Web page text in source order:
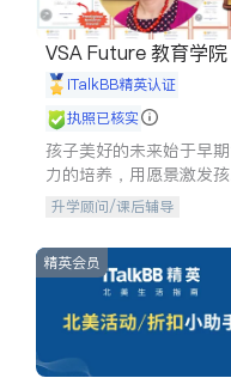
VSA Future 教育学院
iTalkBB精英认证
执照已核实
孩子美好的未来始于早
力的培养，用愿景激发
的学习潜力和动力。理念
拥有成长型心态是成功的
石。
升学顾问/课后辅导
精英会员